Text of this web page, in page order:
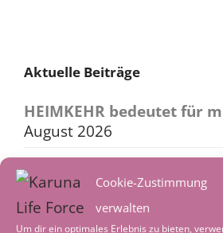
Cookie-Zustimmung
verwalten
Um dir ein optimales Erlebnis zu bieten,
Aktuelle Beiträge
HEIMKEHR bedeutet für
August 2026
Heimkehr – in ein
Nervensystem2. August
Worte der Achtsamkeit